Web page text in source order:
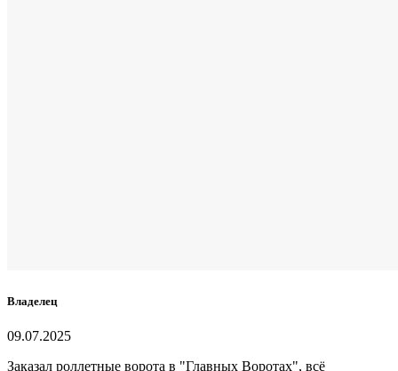
Владелец
09.07.2025
Заказал роллетные ворота в "Главных Воротах", всё